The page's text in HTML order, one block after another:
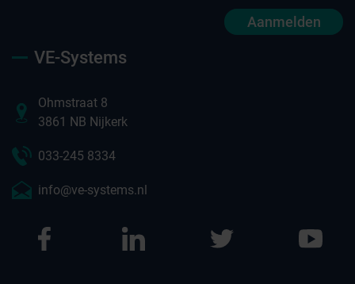
Aanmelden
VE-Systems
Ohmstraat 8
3861 NB Nijkerk
033-245 8334
info@ve-systems.nl